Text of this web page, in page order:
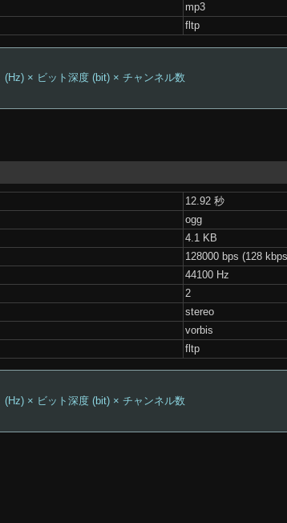
mp3
fltp
× ビット深度 (bit) × チャンネル数
12.92 秒
ogg
4.1 KB
128000 bps (128
44100 Hz
2
stereo
vorbis
fltp
× ビット深度 (bit) × チャンネル数